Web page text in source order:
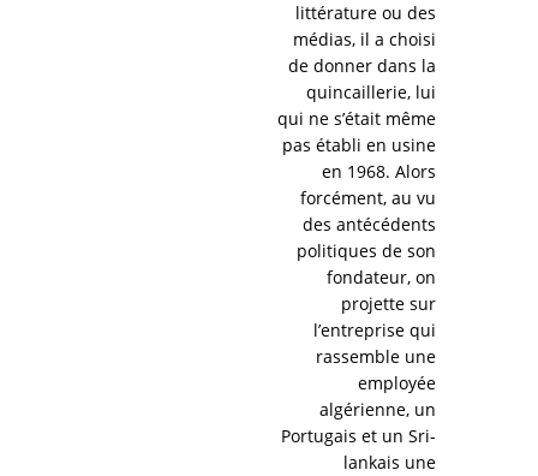
littérature ou des
médias, il a choisi
de donner dans la
quincaillerie, lui
qui ne s’était même
pas établi en usine
en 1968. Alors
forcément, au vu
des antécédents
politiques de son
fondateur, on
projette sur
l’entreprise qui
rassemble une
employée
algérienne, un
Portugais et un Sri-
lankais une